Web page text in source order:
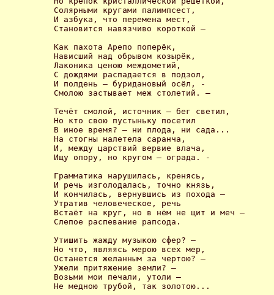
Солярными кругами палимпсест,
И азбука, что перемена мест,
Становится навязчиво короткой –
Как пахота Арепо поперёк,
Нависший над обрывом козырёк,
Лаконика ценою междометий,
С дождями распадается в подзол,
И полдень – буридановый осёл, -
Смолою застывает меж столетий. –
Течёт смолой, источник – бег светил,
Но кто свою пустыньку посетил
В иное время? – ни плода, ни сада...
На стогны налетела саранча,
И, между царствий вервие влача,
Ищу опору, но кругом – ограда. -
Грамматика нарушилась, кренясь,
И речь изголодалась, точно князь,
И кончилась, вернувшись из похода –
Утратив человеческое, речь
Встаёт на круг, но в нём не щит и меч –
Слепое распевание рапсода.
Утишить жажду музыкою сфер? –
Но что, являясь мерою всех мер,
Останется желанным за чертою? –
Ужели притяжение земли? –
Возьми мои печали, утоли –
Не медною трубой, так золотою...